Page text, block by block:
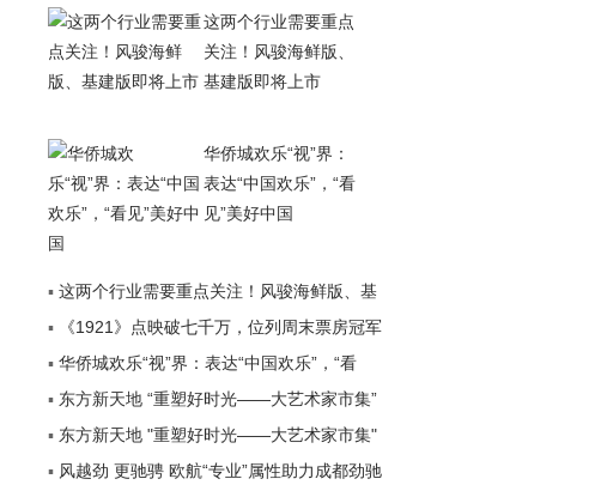
这两个行业需要重点
关注！风骏海鲜版、
基建版即将上市
华侨城欢乐“视”界：
表达“中国欢乐”，“看
见”美好中国
▪ 这两个行业需要重点关注！风骏海鲜版、基
建版即将上市
▪
《1921》点映破七千万，位列周末票房冠军
▪ 华侨城欢乐“视”界：表达“中国欢乐”，“看
见”美好中国
▪ 东方新天地 “重塑好时光——大艺术家市集”
圆满落幕
▪ 东方新天地 "重塑好时光——大艺术家市集"
第四期已盛大开幕
▪ 风越劲 更驰骋 欧航“专业”属性助力成都劲驰